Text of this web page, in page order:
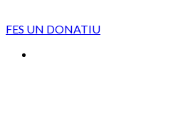
FES UN DONATIU